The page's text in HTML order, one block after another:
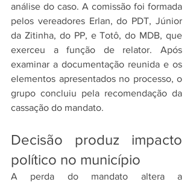
análise do caso. A comissão foi formada
pelos vereadores Erlan, do PDT, Júnior
da Zitinha, do PP, e Totô, do MDB, que
exerceu a função de relator. Após
examinar a documentação reunida e os
elementos apresentados no processo, o
grupo concluiu pela recomendação da
cassação do mandato.
Decisão produz impacto
político no município
A perda do mandato altera a